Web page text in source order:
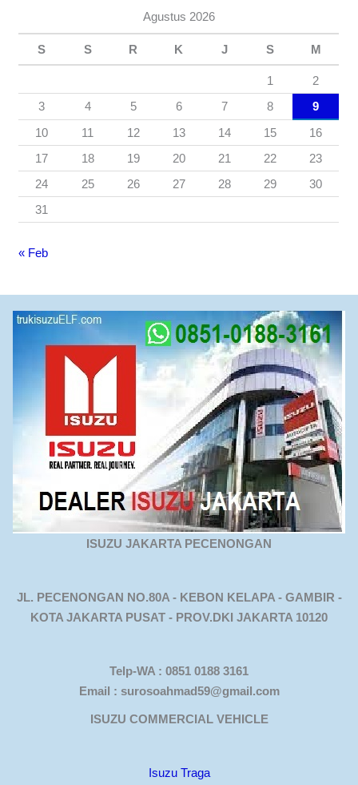
Agustus 2026
S S R K J S M
1
2
3
4 5 6 7 8
9
10
11 12 13 14 15
16
17
18 19 20 21 22
23
24
25 26 27 28 29
30
31
« Feb
ISUZU JAKARTA PECENONGAN
JL. PECENONGAN NO.80A - KEBON KELAPA - GAMBIR -
KOTA JAKARTA PUSAT - PROV.DKI JAKARTA 10120
Telp-WA : 0851 0188 3161
Email : surosoahmad59@gmail.com
ISUZU COMMERCIAL VEHICLE
Isuzu Traga